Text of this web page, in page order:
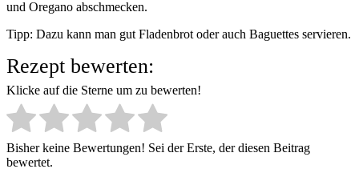
und Oregano abschmecken.
Tipp: Dazu kann man gut Fladenbrot oder auch Baguettes servieren.
Rezept bewerten:
Klicke auf die Sterne um zu bewerten!
Bisher keine Bewertungen! Sei der Erste, der diesen Beitrag
bewertet.